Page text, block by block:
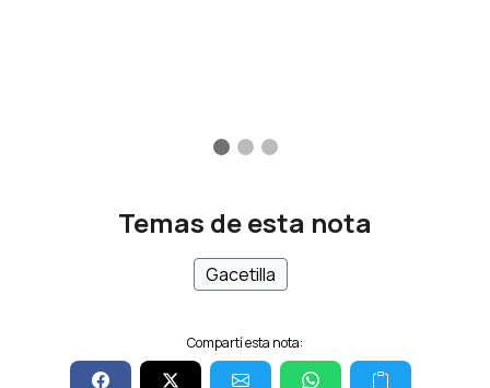
Temas de esta nota
Gacetilla
Compartí esta nota: